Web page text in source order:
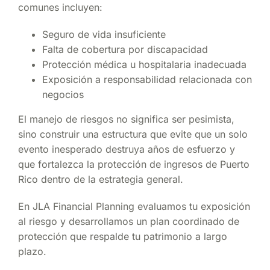
comunes incluyen:
Seguro de vida insuficiente
Falta de cobertura por discapacidad
Protección médica u hospitalaria inadecuada
Exposición a responsabilidad relacionada con
negocios
El manejo de riesgos no significa ser pesimista,
sino construir una estructura que evite que un solo
evento inesperado destruya años de esfuerzo y
que fortalezca la protección de ingresos de Puerto
Rico dentro de la estrategia general.
En JLA Financial Planning evaluamos tu exposición
al riesgo y desarrollamos un plan coordinado de
protección que respalde tu patrimonio a largo
plazo.